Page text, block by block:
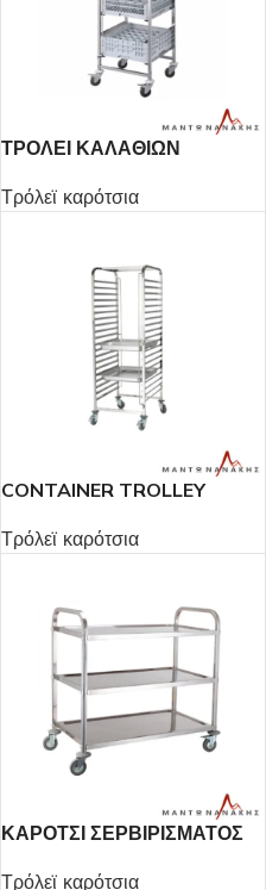
ΤΡΟΛΕΙ ΚΑΛΑΘΙΩΝ
Τρόλεϊ καρότσια
CONTAINER TROLLEY
Τρόλεϊ καρότσια
ΚΑΡΟΤΣΙ ΣΕΡΒΙΡΙΣΜΑΤΟΣ
Τρόλεϊ καρότσια